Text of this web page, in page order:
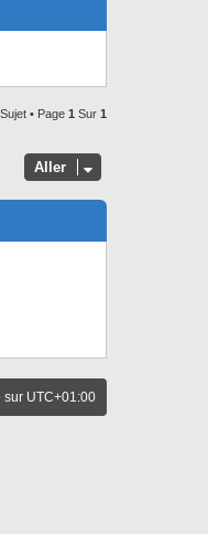
• Page 1 Sur 1
Aller
sur UTC+01:00